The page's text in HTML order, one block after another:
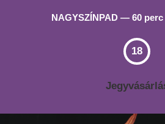
NAGYSZÍNPAD — 60
18